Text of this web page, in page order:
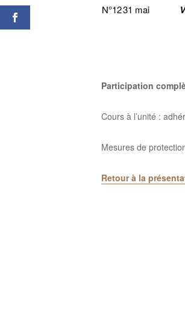
N°1231 mai
Participation
Cours à l’unité :
Mesures de
Retour à la